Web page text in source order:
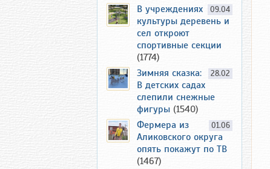
09.04
В учреждениях
культуры деревень и
сел откроют
спортивные секции
(1774)
28.02
Зимняя сказка:
В детских садах
слепили снежные
фигуры (1540)
01.06
Фермера из
Аликовского округа
опять покажут по ТВ
(1467)